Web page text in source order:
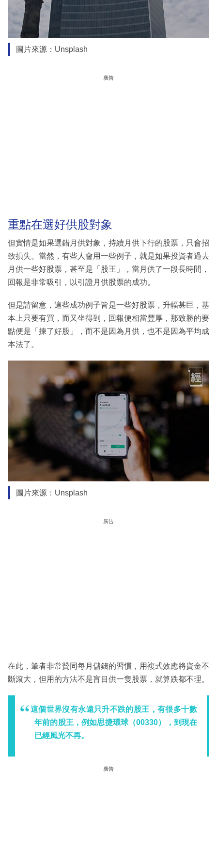
圖片來源：Unsplash
廣告
重點在選好供股對象
但實情是如果選錯月供對象，持續月供下行的股票，只會招
致損失。當然，有些人會用一些例子，就是如果投資者過去
月供一些好股票，甚至是「股王」，當月供了一段長時間，
回報是非常吸引，以引證月供股票的成功。
但是請留意，這些成功例子皆是一些好股票，升幅甚巨，基
本上只要有買，而又坐得到，回報便相當豐厚，那致勝的要
點便是「揀了好股」，而不是因為月供，也不是因為平均成
本法了。
圖片來源：Unsplash
廣告
在此，筆者非常贊同每月儲錢的習慣，用複式效應將資金不
斷滾大，但用的方法不是盲目供一隻股票，就算跌都不理。
這個世界沒有永遠只升不跌的股王，有很多十數
年前的股王，例如思捷環球（00330），到現在
已經風光不再。
廣告